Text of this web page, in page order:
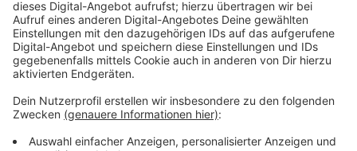
Anzeige
Weitere Infos und Links zum Thema:
Hier geht es zur Meldung der Stadt zur neuen